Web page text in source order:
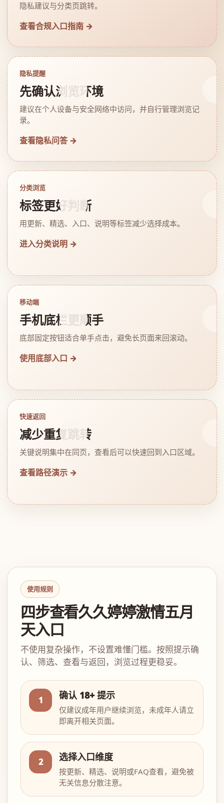
隐私建议与分类页跳转。
查看合规入口指南 →
隐私提醒
先确认浏览环境
建议在个人设备与安全网络中访问，并自行管理浏览记
录。
查看隐私问答 →
分类浏览
标签更好判断
用更新、精选、入口、说明等标签减少选择成本。
进入分类说明 →
移动端
手机底栏更顺手
底部固定按钮适合单手点击，避免长页面来回滚动。
使用底部入口 →
快速返回
减少重复跳转
关键说明集中在同页，查看后可以快速回到入口区域。
查看路径演示 →
使用规则
四步查看久久婷婷激情五月
天入口
不使用复杂操作，不设置难懂门槛。按照提示确
认、筛选、查看与返回，浏览过程更稳妥。
1 确认 18+ 提示
仅建议成年用户继续浏览，未成年人请立
即离开相关页面。
2 选择入口维度
按更新、精选、说明或FAQ查看，避免被
无关信息分散注意。